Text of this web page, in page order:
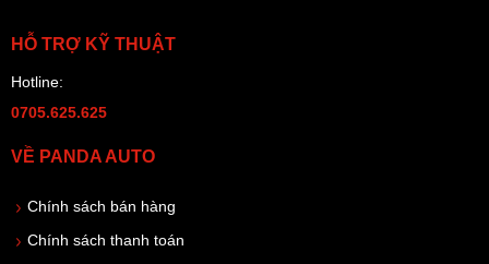
HỖ TRỢ KỸ THUẬT
Hotline:
0705.625.625
VỀ PANDA AUTO
Chính sách bán hàng
Chính sách thanh toán